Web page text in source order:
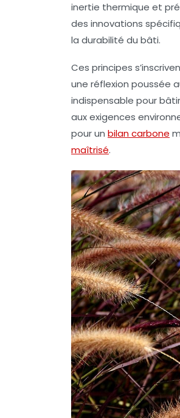
inertie thermique et
des innovations
la durabilité du bâti.
Ces principes
une réflexion poussée
indispensable pour
aux exigences
pour un bilan carbone
maîtrisé.